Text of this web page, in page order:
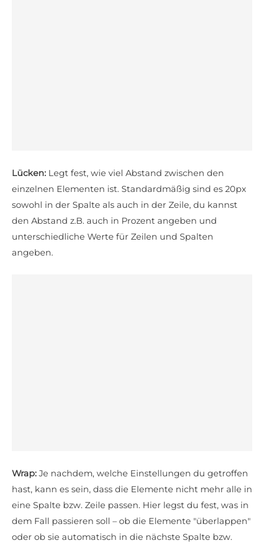
Lücken: Legt fest, wie viel Abstand zwischen den
einzelnen Elementen ist. Standardmäßig sind es 20px
sowohl in der Spalte als auch in der Zeile, du kannst
den Abstand z.B. auch in Prozent angeben und
unterschiedliche Werte für Zeilen und Spalten
angeben.
Wrap: Je nachdem, welche Einstellungen du getroffen
hast, kann es sein, dass die Elemente nicht mehr alle in
eine Spalte bzw. Zeile passen. Hier legst du fest, was in
dem Fall passieren soll – ob die Elemente "überlappen"
oder ob sie automatisch in die nächste Spalte bzw.